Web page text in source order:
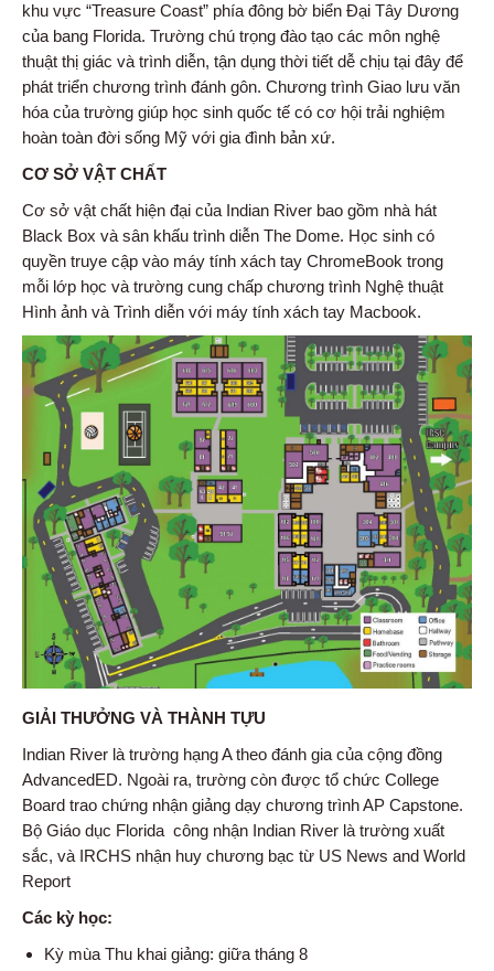
khu vực “Treasure Coast” phía đông bờ biển Đại Tây Dương
của bang Florida. Trường chú trọng đào tạo các môn nghệ
thuật thị giác và trình diễn, tận dụng thời tiết dễ chịu tại đây để
phát triển chương trình đánh gôn. Chương trình Giao lưu văn
hóa của trường giúp học sinh quốc tế có cơ hội trải nghiệm
hoàn toàn đời sống Mỹ với gia đình bản xứ.
CƠ SỞ VẬT CHẤT
Cơ sở vật chất hiện đại của Indian River bao gồm nhà hát
Black Box và sân khấu trình diễn The Dome. Học sinh có
quyền truye cập vào máy tính xách tay ChromeBook trong
mỗi lớp học và trường cung chấp chương trình Nghệ thuật
Hình ảnh và Trình diễn với máy tính xách tay Macbook.
GIẢI THƯỞNG VÀ THÀNH TỰU
Indian River là trường hạng A theo đánh gia của cộng đồng
AdvancedED. Ngoài ra, trường còn được tổ chức College
Board trao chứng nhận giảng dạy chương trình AP Capstone.
Bộ Giáo dục Florida công nhận Indian River là trường xuất
sắc, và IRCHS nhận huy chương bạc từ US News and World
Report
Các kỳ học:
Kỳ mùa Thu khai giảng: giữa tháng 8